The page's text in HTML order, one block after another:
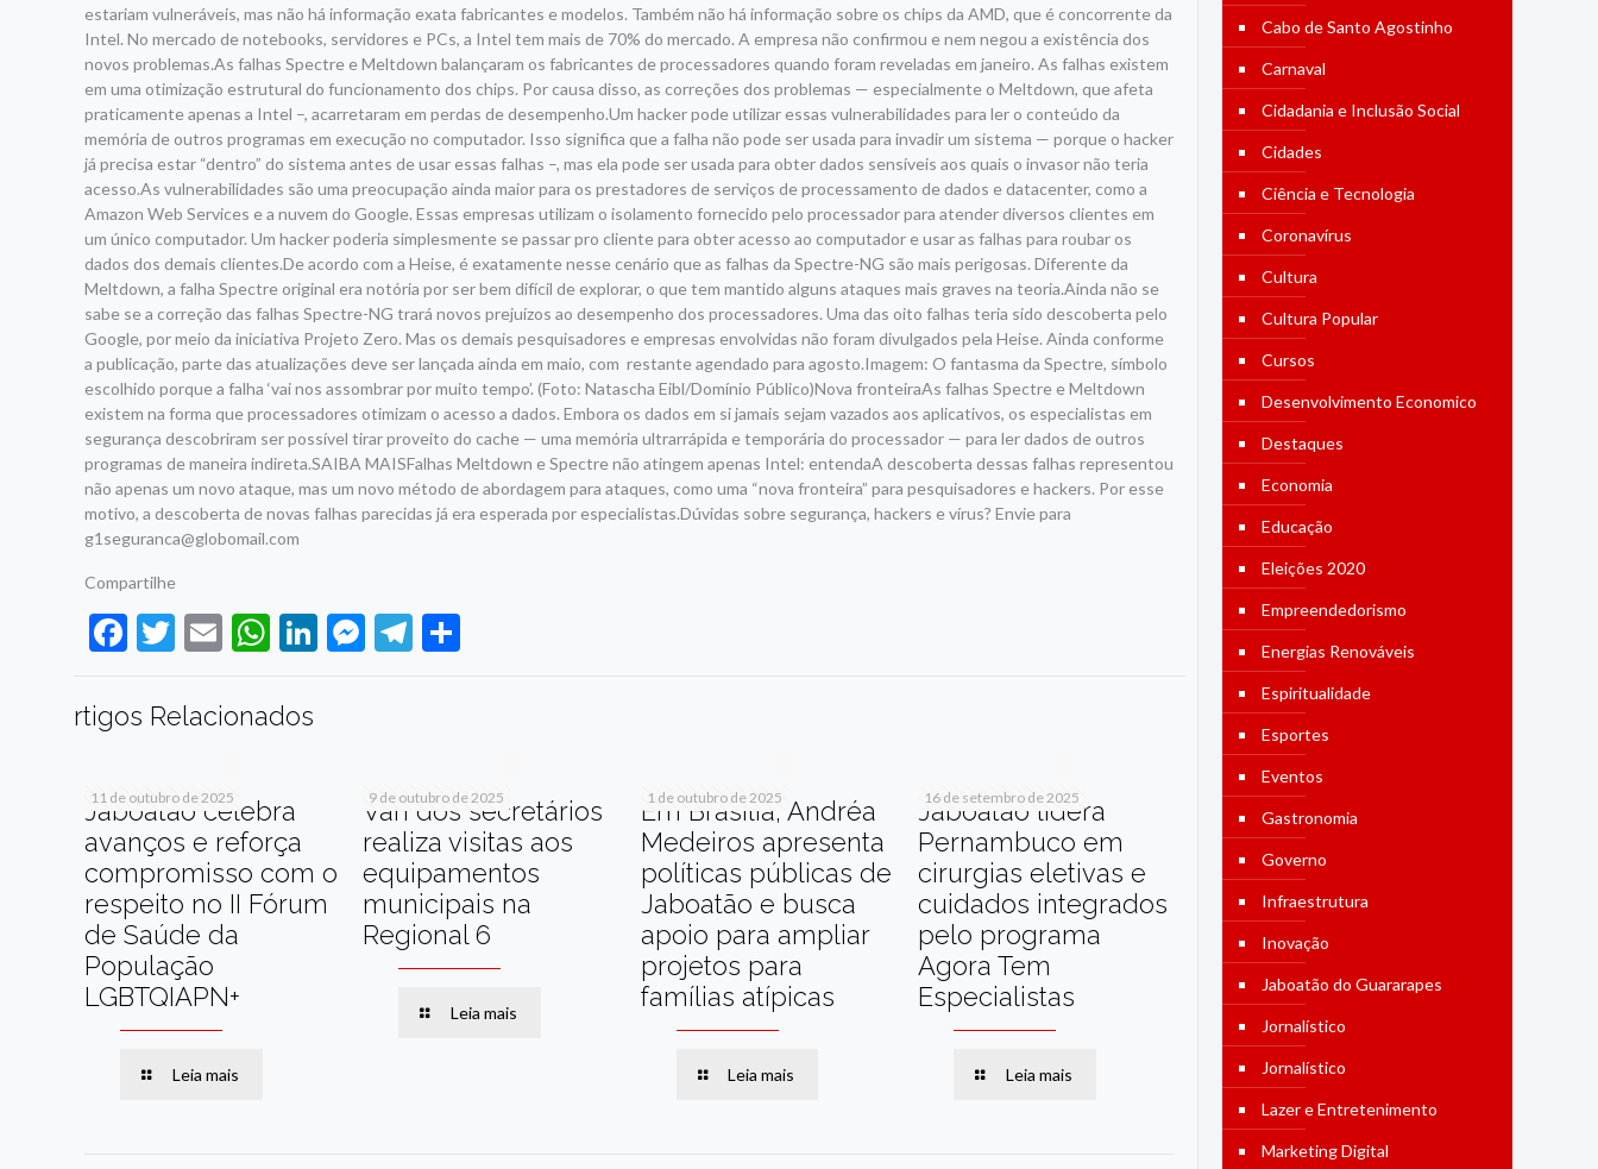
estariam vulneráveis, mas não há informação exata fabricantes e modelos. Também não há informação sobre os chips da AMD, que é concorrente da
Intel. No mercado de notebooks, servidores e PCs, a Intel tem mais de 70% do mercado. A empresa não confirmou e nem negou a existência dos
novos problemas.As falhas Spectre e Meltdown balançaram os fabricantes de processadores quando foram reveladas em janeiro. As falhas existem
em uma otimização estrutural do funcionamento dos chips. Por causa disso, as correções dos problemas — especialmente o Meltdown, que afeta
praticamente apenas a Intel –, acarretaram em perdas de desempenho.Um hacker pode utilizar essas vulnerabilidades para ler o conteúdo da
memória de outros programas em execução no computador. Isso significa que a falha não pode ser usada para invadir um sistema — porque o hacker
já precisa estar “dentro” do sistema antes de usar essas falhas –, mas ela pode ser usada para obter dados sensíveis aos quais o invasor não teria
acesso.As vulnerabilidades são uma preocupação ainda maior para os prestadores de serviços de processamento de dados e datacenter, como a
Amazon Web Services e a nuvem do Google. Essas empresas utilizam o isolamento fornecido pelo processador para atender diversos clientes em
um único computador. Um hacker poderia simplesmente se passar pro cliente para obter acesso ao computador e usar as falhas para roubar os
dados dos demais clientes.De acordo com a Heise, é exatamente nesse cenário que as falhas da Spectre-NG são mais perigosas. Diferente da
Meltdown, a falha Spectre original era notória por ser bem difícil de explorar, o que tem mantido alguns ataques mais graves na teoria.Ainda não se
sabe se a correção das falhas Spectre-NG trará novos prejuízos ao desempenho dos processadores. Uma das oito falhas teria sido descoberta pelo
Google, por meio da iniciativa Projeto Zero. Mas os demais pesquisadores e empresas envolvidas não foram divulgados pela Heise. Ainda conforme
a publicação, parte das atualizações deve ser lançada ainda em maio, com restante agendado para agosto.Imagem: O fantasma da Spectre, símbolo
escolhido porque a falha ‘vai nos assombrar por muito tempo’. (Foto: Natascha Eibl/Domínio Público)Nova fronteiraAs falhas Spectre e Meltdown
existem na forma que processadores otimizam o acesso a dados. Embora os dados em si jamais sejam vazados aos aplicativos, os especialistas em
segurança descobriram ser possível tirar proveito do cache — uma memória ultrarrápida e temporária do processador — para ler dados de outros
programas de maneira indireta.SAIBA MAISFalhas Meltdown e Spectre não atingem apenas Intel: entendaA descoberta dessas falhas representou
não apenas um novo ataque, mas um novo método de abordagem para ataques, como uma “nova fronteira” para pesquisadores e hackers. Por esse
motivo, a descoberta de novas falhas parecidas já era esperada por especialistas.Dúvidas sobre segurança, hackers e vírus? Envie para
g1seguranca@globomail.com
Compartilhe
Facebook
Twitter
EmailWhatsApp
LinkedIn
Messenger
Telegram
rtigos Relacionados
11 de outubro de 2025
Jaboatão celebra
avanços e reforça
compromisso com o
respeito no II Fórum
de Saúde da
População
LGBTQIAPN+
Leia mais
9 de outubro de 2025
Van dos secretários
realiza visitas aos
equipamentos
municipais na
Regional 6
Leia mais
1 de outubro de 2025
Em Brasília, Andréa
Medeiros apresenta
políticas públicas de
Jaboatão e busca
apoio para ampliar
projetos para
famílias atípicas
Leia mais
16 de setembro de 2025
Jaboatão lidera
Pernambuco em
cirurgias eletivas e
cuidados integrados
pelo programa
Agora Tem
Especialistas
Leia mais
Cabo de Santo Agostinho
Carnaval
Cidadania e Inclusão Social
Cidades
Ciência e Tecnologia
Coronavírus
Cultura
Cultura Popular
Cursos
Desenvolvimento Economico
Destaques
Economia
Educação
Eleições 2020
Empreendedorismo
Energias Renováveis
Espiritualidade
Esportes
Eventos
Gastronomia
Governo
Infraestrutura
Inovação
Jaboatão do Guararapes
Jornalístico
Jornalístico
Lazer e Entretenimento
Marketing Digital